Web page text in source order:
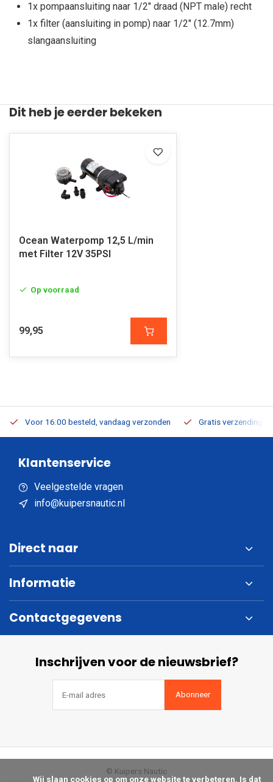
1x pompaansluiting naar 1/2" draad (NPT male) recht
1x filter (aansluiting in pomp) naar 1/2" (12.7mm)
slangaansluiting
Dit heb je eerder bekeken
Ocean Waterpomp 12,5 L/min
met Filter 12V 35PSI
Op voorraad
99,95
Voor 16:00 besteld, vandaag verzonden Gratis verzending
Klantenservice
Veelgestelde vragen
info@kuipersnautic.nl
Direct naar
Informatie
Contactgegevens
Inschrijven voor de nieuwsbrief?
Abonneer
© Kuipers Nautic